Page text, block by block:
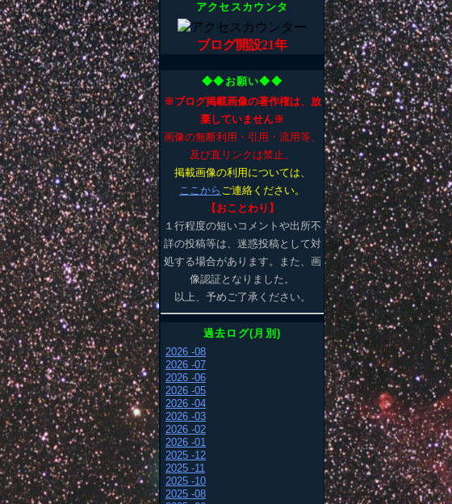
アクセスカウンタ
ブログ開設21年
◆◆お願い◆◆
※ブログ掲載画像の著作権は、放
棄していません※
画像の無断利用・引用・流用等、
及び直リンクは禁止。
掲載画像の利用については、
ここから ご連絡ください。
【おことわり】
１行程度の短いコメントや出所不
詳の投稿等は、迷惑投稿として対
処する場合があります。また、画
像認証となりました。
以上、予めご了承ください。
過去ログ(月別)
2026 -08
2026 -07
2026 -06
2026 -05
2026 -04
2026 -03
2026 -02
2026 -01
2025 -12
2025 -11
2025 -10
2025 -08